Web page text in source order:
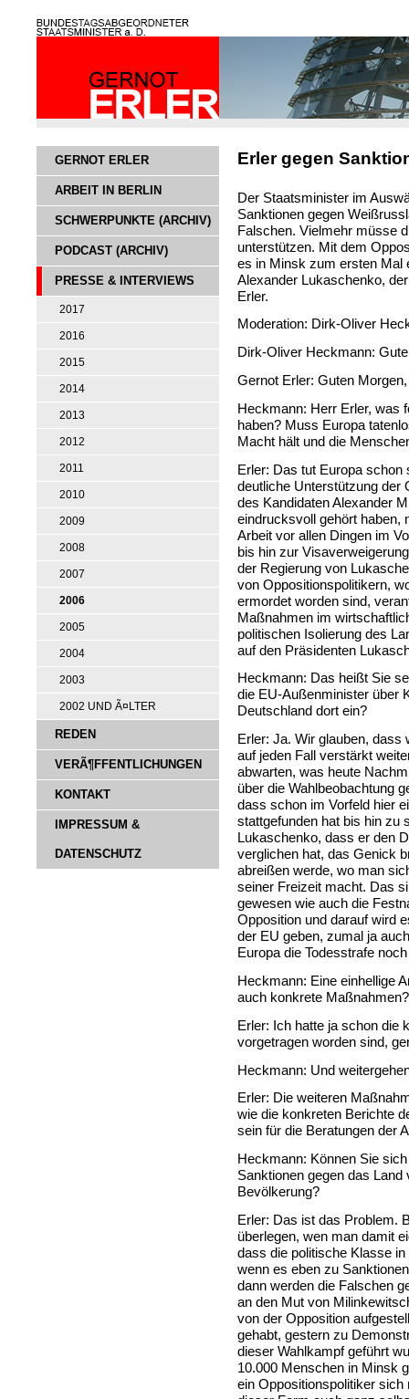
GERNOT ERLER
ARBEIT IN BERLIN
SCHWERPUNKTE (ARCHIV)
PODCAST (ARCHIV)
PRESSE & INTERVIEWS
2017
2016
2015
2014
2013
2012
2011
2010
2009
2008
2007
2006
2005
2004
2003
2002 UND Ã¤LTER
REDEN
VERÃ¶FFENTLICHUNGEN
KONTAKT
IMPRESSUM &
DATENSCHUTZ
Erler gegen
Der Staatsminister im
Sanktionen gegen
Falschen. Vielmehr müsse
unterstützen. Mit dem
es in Minsk zum ersten Mal
Alexander Lukaschenko,
Erler.
Moderation: Dirk-Oliver
Dirk-Oliver Heckmann:
Gernot Erler: Guten
Heckmann: Herr Erler, was
haben? Muss Europa
Macht hält und die
Erler: Das tut Europa schon
deutliche Unterstützung der
des Kandidaten Alexander
eindrucksvoll gehört haben,
Arbeit vor allen Dingen im
bis hin zur
der Regierung von
von Oppositionspolitikern,
ermordet worden sind,
Maßnahmen im
politischen Isolierung des
auf den Präsidenten
Heckmann: Das heißt Sie
die EU-Außenminister über
Deutschland dort ein?
Erler: Ja. Wir glauben, dass
auf jeden Fall verstärkt
abwarten, was heute
über die Wahlbeobachtung
dass schon im Vorfeld hier
stattgefunden hat bis hin zu
Lukaschenko, dass er den
verglichen hat, das Genick
abreißen werde, wo man
seiner Freizeit macht. Das
gewesen wie auch die
Opposition und darauf wird
der EU geben, zumal ja
Europa die Todesstrafe
Heckmann: Eine einhellige
auch konkrete Maßnahmen?
Erler: Ich hatte ja schon die
vorgetragen worden sind,
Heckmann: Und
Erler: Die weiteren
wie die konkreten Berichte
sein für die Beratungen der
Heckmann: Können Sie
Sanktionen gegen das Land
Bevölkerung?
Erler: Das ist das Problem.
überlegen, wen man damit
dass die politische Klasse
wenn es eben zu
dann werden die Falschen
an den Mut von
von der Opposition
gehabt, gestern zu
dieser Wahlkampf geführt
10.000 Menschen in Minsk
ein Oppositionspolitiker